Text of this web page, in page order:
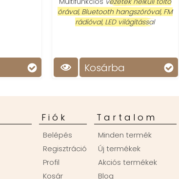
órával, Bluetooth hangszóróval, FM
rádióval, LED világítással
Kosárba
Fiók
Belépés
Regisztráció
Profil
Kosár
Tartalom
Minden termék
Új termékek
Akciós termékek
Blog